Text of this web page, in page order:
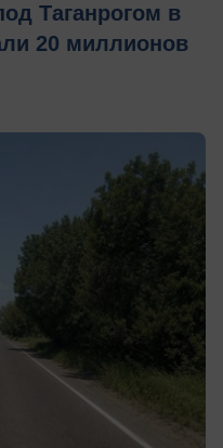
Таганрогом в
20 миллионов